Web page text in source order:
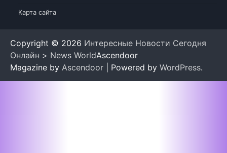
Карта сайта
Copyright © 2026 Интересные Новости Сегодня
Онлайн > News WorldAscendoor
Magazine by Ascendoor | Powered by WordPress.